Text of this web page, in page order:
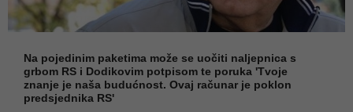
Na pojedinim paketima može se uočiti naljepnica s
grbom RS i Dodikovim potpisom te poruka 'Tvoje
znanje je naša budućnost. Ovaj računar je poklon
predsjednika RS'